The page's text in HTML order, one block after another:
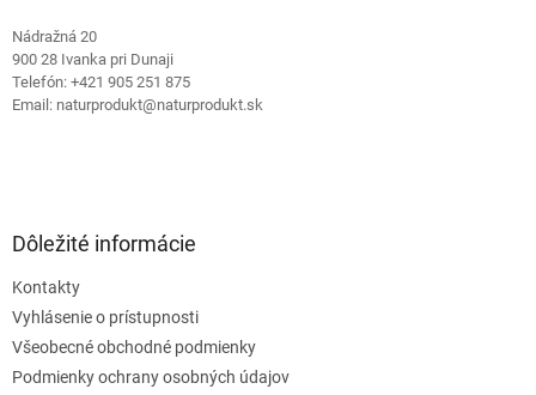
Nádražná 20
900 28 Ivanka pri Dunaji
Telefón: +421 905 251 875
Email: naturprodukt@naturprodukt.sk
Dôležité informácie
Kontakty
Vyhlásenie o prístupnosti
Všeobecné obchodné podmienky
Podmienky ochrany osobných údajov